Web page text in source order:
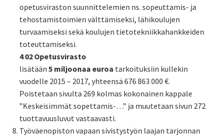
opetusviraston suunnittelemien ns. sopeuttamis- ja
tehostamistoimien välttämiseksi, lähikoulujen
turvaamiseksi sekä koulujen tietotekniikkahankkeiden
toteuttamiseksi.
4 02 Opetusvirasto
lisätään 5 miljoonaa euroa tarkoituksiin kullekin
vuodelle 2015 – 2017, yhteensä 676 863 000 €.
Poistetaan sivulta 269 kolmas kokonainen kappale
”Keskeisimmät sopettamis-…” ja muutetaan sivun 272
tuottavuusluvut vastaavasti.
Työväenopiston vapaan sivistystyön laajan tarjonnan